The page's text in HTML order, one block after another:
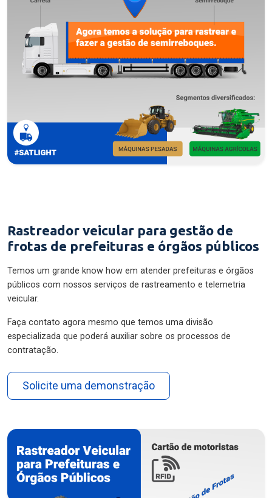
Rastreador veicular para gestão de
frotas de prefeituras e órgãos públicos
Temos um grande know how em atender prefeituras e órgãos
públicos com nossos serviços de rastreamento e telemetria
veicular.
Faça contato agora mesmo que temos uma divisão
especializada que poderá auxiliar sobre os processos de
contratação.
Solicite uma demonstração